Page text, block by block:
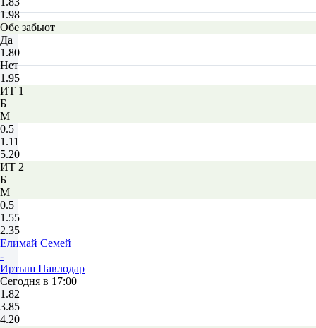
1.98
Обе забьют
Да
1.80
Нет
1.95
ИТ 1
Б
М
0.5
1.11
5.20
ИТ 2
Б
М
0.5
1.55
2.35
Елимай Семей
-
Иртыш Павлодар
Сегодня в 17:00
1.82
3.85
4.20